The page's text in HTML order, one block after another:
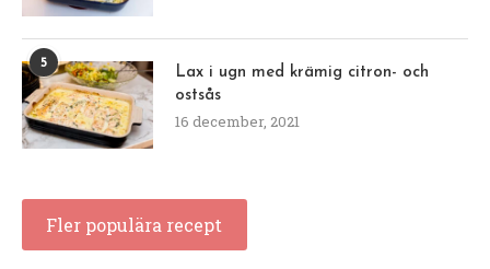
5
Lax i ugn med krämig citron- och
ostsås
16 december, 2021
Fler populära recept